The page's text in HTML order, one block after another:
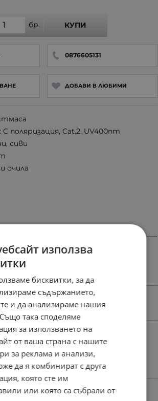
бр. КУПИ
0876605131
ДОБАВИ В ЛЮБИМИ
поляризация, Cat.2, UV400nm
сиви
очила
използва
бисквитки, за да
съдържанието,
и да анализираме нашия
така споделяме
за използването на
от ваша страна с нашите
за реклама и анализи,
да я комбинират с друга
която сте им
или която са събрали от